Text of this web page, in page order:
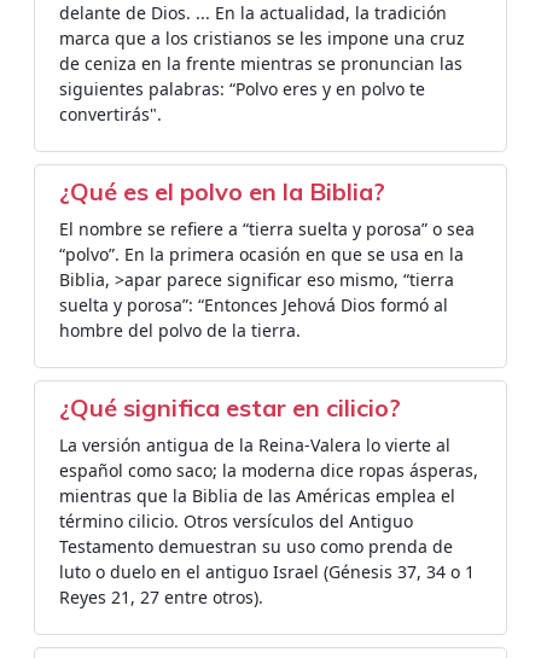
delante de Dios. ... En la actualidad, la tradición
marca que a los cristianos se les impone una cruz
de ceniza en la frente mientras se pronuncian las
siguientes palabras: “Polvo eres y en polvo te
convertirás".
¿Qué es el polvo en la Biblia?
El nombre se refiere a “tierra suelta y porosa” o sea
“polvo”. En la primera ocasión en que se usa en la
Biblia, >apar parece significar eso mismo, “tierra
suelta y porosa”: “Entonces Jehová Dios formó al
hombre del polvo de la tierra.
¿Qué significa estar en cilicio?
La versión antigua de la Reina-Valera lo vierte al
español como saco; la moderna dice ropas ásperas,
mientras que la Biblia de las Américas emplea el
término cilicio. Otros versículos del Antiguo
Testamento demuestran su uso como prenda de
luto o duelo en el antiguo Israel (Génesis 37, 34 o 1
Reyes 21, 27 entre otros).